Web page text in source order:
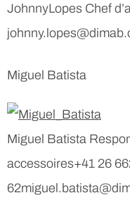
JohnnyLopes Chef
Miguel Batista
Miguel Batista
accessoires+41 26